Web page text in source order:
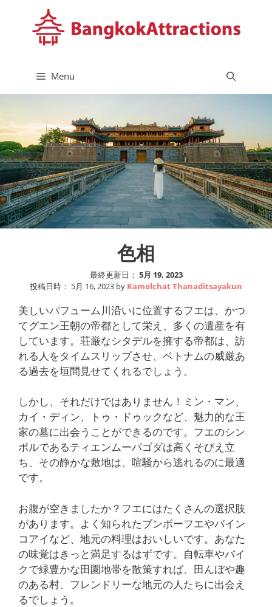
ス
ッ
プ
Menu
色相
最終更新日： 5月 19, 2023
投稿日時： 5月 16, 2023 by Kamolchat Thanaditsayakun
美しいパフューム川沿いに位置するフエは、かつ
てグエン王朝の帝都として栄え、多くの遺産を有
しています。荘厳なシタデルを擁する帝都は、訪
れる人をタイムスリップさせ、ベトナムの威厳あ
る過去を垣間見せてくれるでしょう。
しかし、それだけではありません！ミン・マン、
カイ・ディン、トゥ・ドゥックなど、魅力的な王
家の墓に出会うことができるのです。フエのシン
ボルであるティエンムーパゴダは高くそびえ立
ち、その静かな敷地は、喧騒から逃れるのに最適
です。
お腹が空きましたか？フエにはたくさんの選択肢
があります。よく知られたブンボーフエやバイン
コアイなど、地元の料理はおいしいです。あなた
の味覚はきっと満足するはずです。自転車やバイ
クで緑豊かな田園地帯を散策すれば、田んぼや趣
のある村、フレンドリーな地元の人たちに出会え
るでしょう。